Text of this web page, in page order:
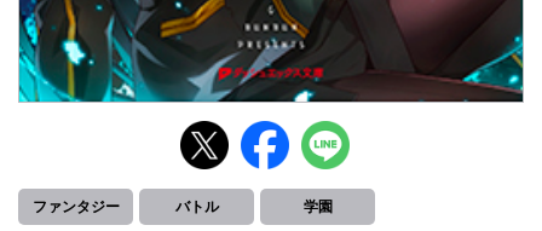
ファンタジー バトル 学園